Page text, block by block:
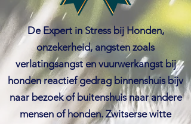
De Expert in Stress bij Honden,
onzekerheid, angsten zoals
verlatingsangst en vuurwerkangst bij
honden reactief gedrag binnenshuis bijv
naar bezoek of buitenshuis naar andere
mensen of honden. Zwitserse witte